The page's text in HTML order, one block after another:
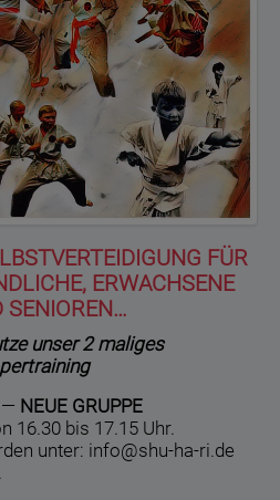
FÜR
ERWACHSENE
SENIOREN…
unser 2 maliges
— NEUE GRUPPE
16.30 bis 17.15 Uhr.
unter: info@shu-ha-ri.de